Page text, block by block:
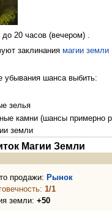
20 часов (вечером) .
заклинания магии земли
убывания шанса выбить:
зелья
камни (шансы примерно
земли
Магии Земли
продажи: Рынок
1/1
земли: +50